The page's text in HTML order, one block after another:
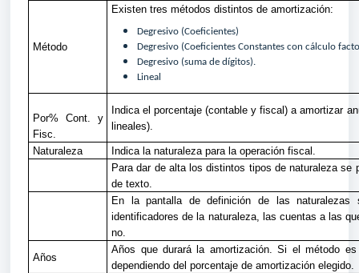
Método
Existen tres métodos distintos de amortización:
Degresivo (Coeficientes)
Degresivo (Coeficientes Constantes con cálculo
Degresivo (suma de dígitos).
Lineal
Por% Cont. y
Fisc.
Indica el porcentaje (contable y fiscal) a amortizar
lineales).
Naturaleza
Indica la naturaleza para la operación fiscal.
Para dar de alta los distintos tipos de naturaleza se
de texto.
En la pantalla de definición de las naturalezas
identificadores de la naturaleza, las cuentas a las
no.
Años
Años que durará la amortización. Si el método
dependiendo del porcentaje de amortización elegido.